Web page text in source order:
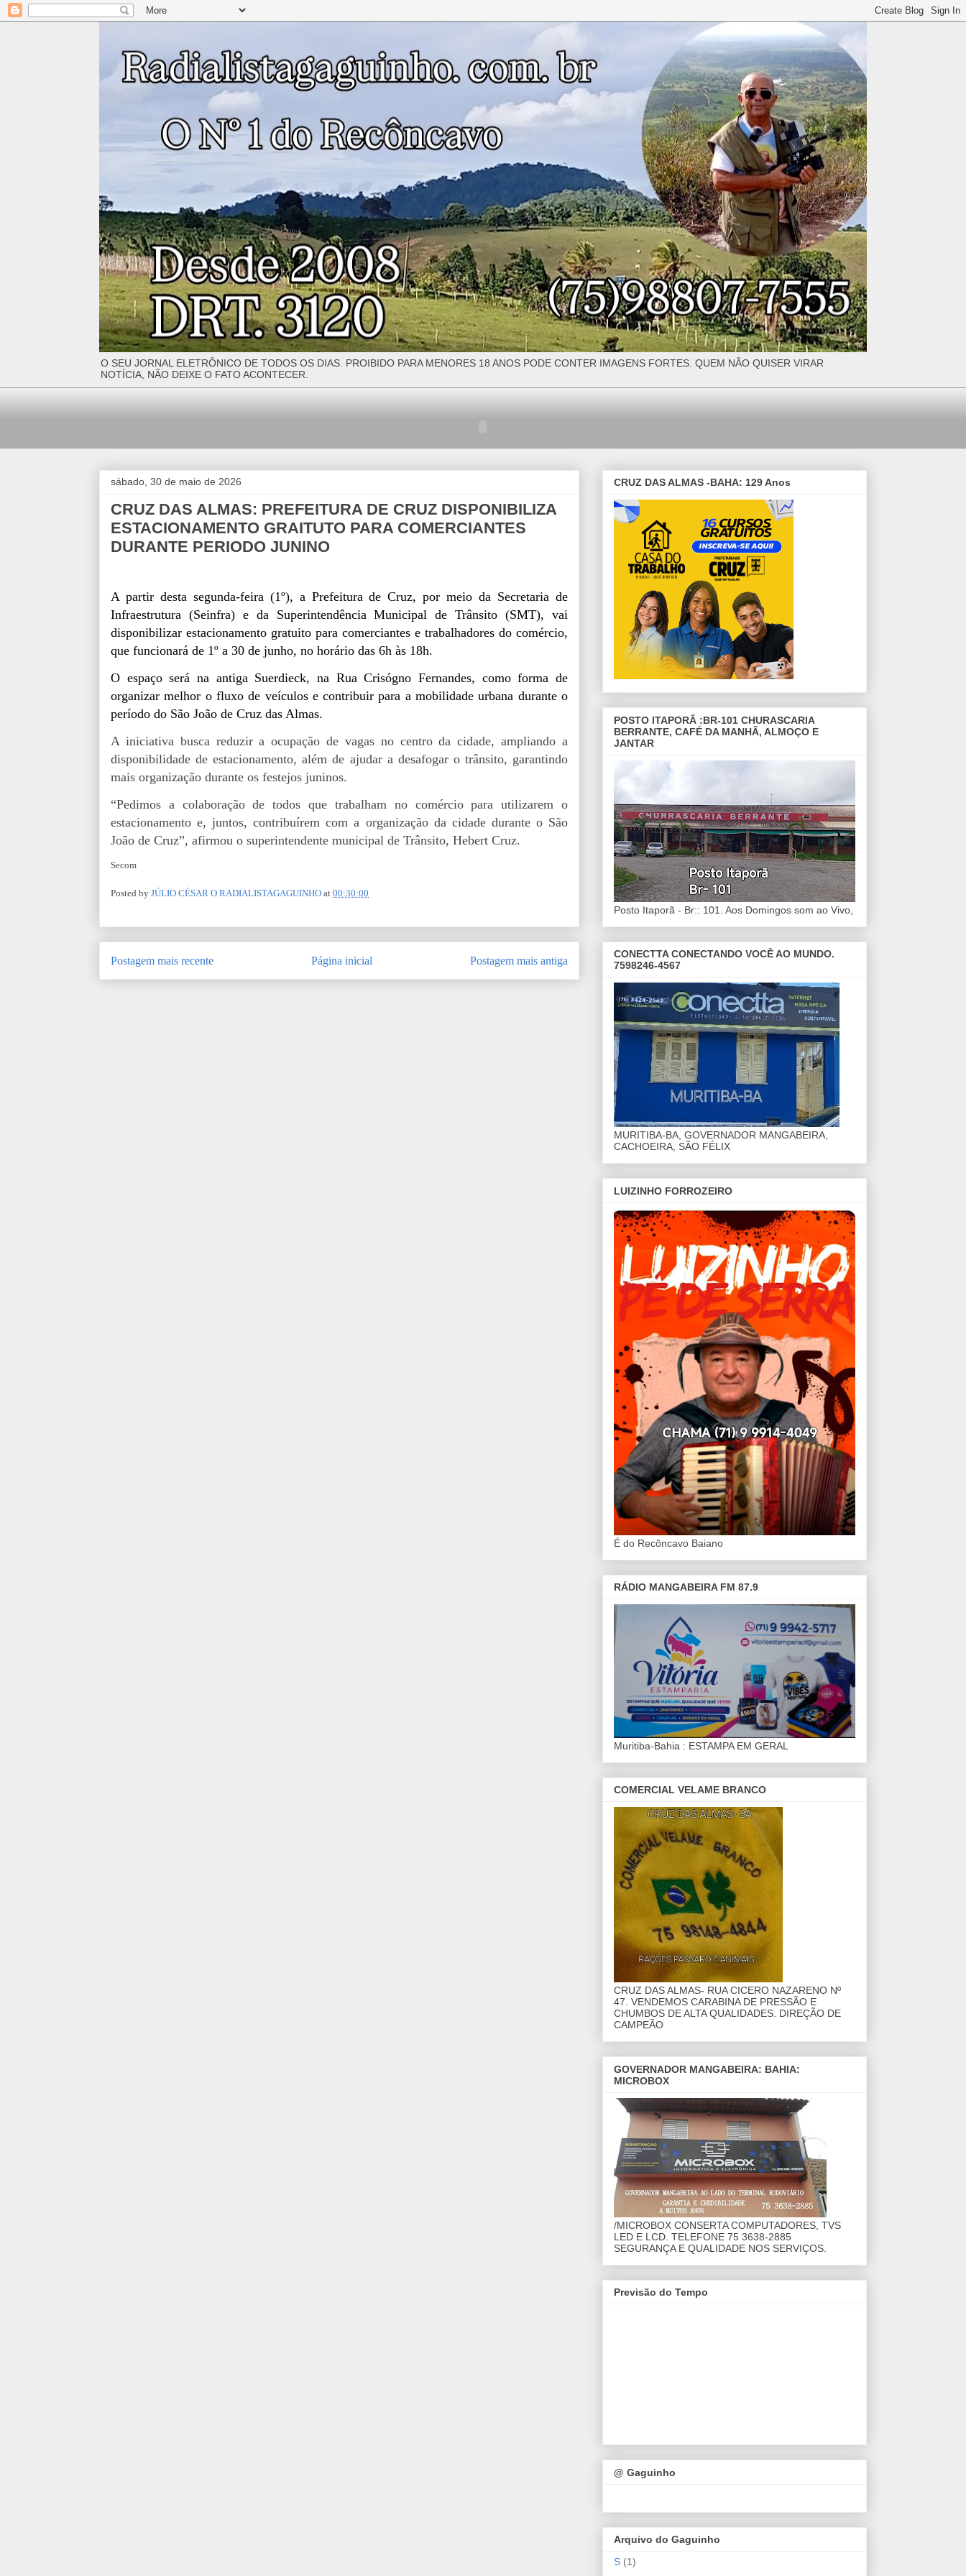
O SEU JORNAL ELETRÔNICO DE TODOS OS DIAS. PROIBIDO PARA MENORES 18 ANOS PODE CONTER IMAGENS FORTES. QUEM NÃO QUISER VIRAR
NOTÍCIA, NÃO DEIXE O FATO ACONTECER.
sábado, 30 de maio de 2026
CRUZ DAS ALMAS: PREFEITURA DE CRUZ DISPONIBILIZA
ESTACIONAMENTO GRAITUTO PARA COMERCIANTES
DURANTE PERIODO JUNINO
A partir desta segunda-feira (1º), a Prefeitura de Cruz, por meio da Secretaria de
Infraestrutura (Seinfra) e da Superintendência Municipal de Trânsito (SMT), vai
disponibilizar estacionamento gratuito para comerciantes e trabalhadores do comércio,
que funcionará de 1º a 30 de junho, no horário das 6h às 18h.
O espaço será na antiga Suerdieck, na Rua Crisógno Fernandes, como forma de
organizar melhor o fluxo de veículos e contribuir para a mobilidade urbana durante o
período do São João de Cruz das Almas.
A iniciativa busca reduzir a ocupação de vagas no centro da cidade, ampliando a
disponibilidade de estacionamento, além de ajudar a desafogar o trânsito, garantindo
mais organização durante os festejos juninos.
“Pedimos a colaboração de todos que trabalham no comércio para utilizarem o
estacionamento e, juntos, contribuírem com a organização da cidade durante o São
João de Cruz”, afirmou o superintendente municipal de Trânsito, Hebert Cruz.
Secom
Posted by JÚLIO CÉSAR O RADIALISTAGAGUINHO at 00:30:00
Postagem mais recente Postagem mais antiga
Página inicial
CRUZ DAS ALMAS -BAHA: 129 Anos
POSTO ITAPORÂ :BR-101 CHURASCARIA
BERRANTE, CAFÉ DA MANHÃ, ALMOÇO E
JANTAR
Posto Itaporã - Br:: 101. Aos Domingos som ao Vivo,
CONECTTA CONECTANDO VOCÊ AO MUNDO.
7598246-4567
MURITIBA-BA, GOVERNADOR MANGABEIRA,
CACHOEIRA, SÃO FÉLIX
LUIZINHO FORROZEIRO
É do Recôncavo Baiano
RÁDIO MANGABEIRA FM 87.9
Muritiba-Bahia : ESTAMPA EM GERAL
COMERCIAL VELAME BRANCO
CRUZ DAS ALMAS- RUA CICERO NAZARENO Nº
47. VENDEMOS CARABINA DE PRESSÃO E
CHUMBOS DE ALTA QUALIDADES. DIREÇÃO DE
CAMPEÃO
GOVERNADOR MANGABEIRA: BAHIA:
MICROBOX
/MICROBOX CONSERTA COMPUTADORES, TVS
LED E LCD. TELEFONE 75 3638-2885
SEGURANÇA E QUALIDADE NOS SERVIÇOS.
Previsão do Tempo
@ Gaguinho
Arquivo do Gaguinho
S (1)